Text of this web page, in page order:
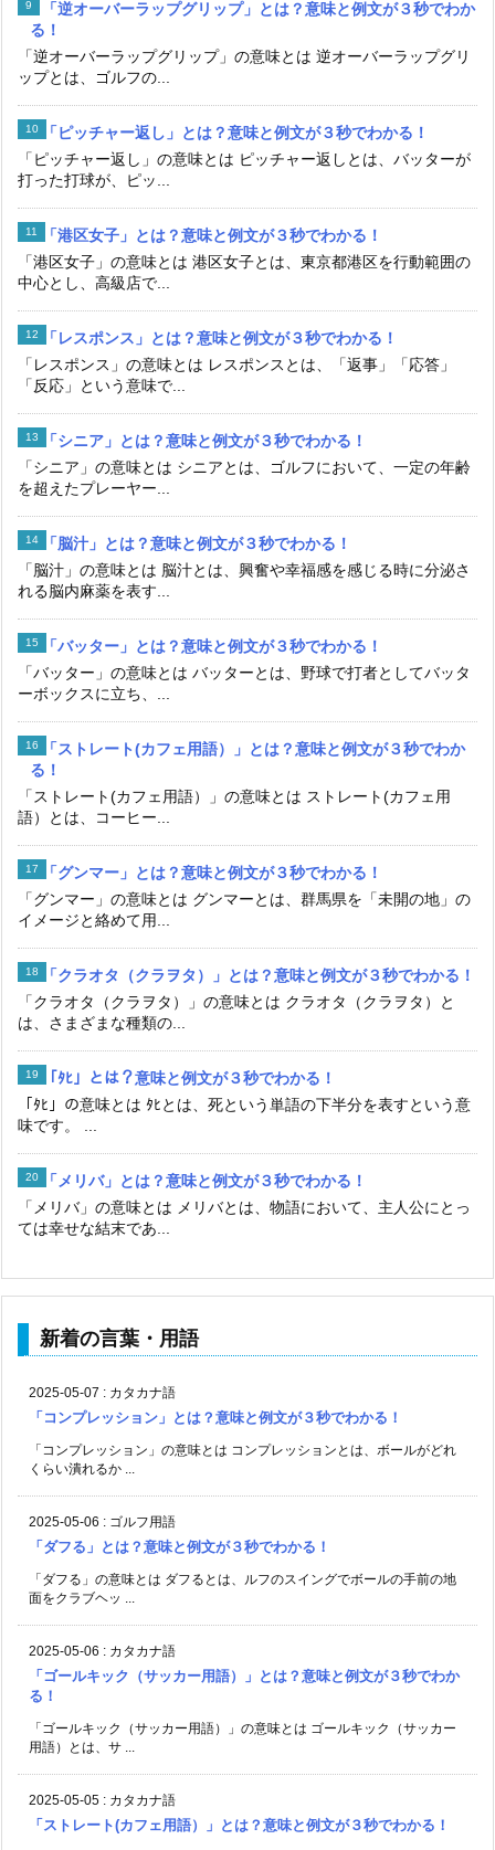
「逆オーバーラップグリップ」とは？意味と例文が３秒でわか
る！
「逆オーバーラップグリップ」の意味とは 逆オーバーラップグリ
ップとは、ゴルフの...
「ピッチャー返し」とは？意味と例文が３秒でわかる！
「ピッチャー返し」の意味とは ピッチャー返しとは、バッターが
打った打球が、ピッ...
「港区女子」とは？意味と例文が３秒でわかる！
「港区女子」の意味とは 港区女子とは、東京都港区を行動範囲の
中心とし、高級店で...
「レスポンス」とは？意味と例文が３秒でわかる！
「レスポンス」の意味とは レスポンスとは、「返事」「応答」
「反応」という意味で...
「シニア」とは？意味と例文が３秒でわかる！
「シニア」の意味とは シニアとは、ゴルフにおいて、一定の年齢
を超えたプレーヤー...
「脳汁」とは？意味と例文が３秒でわかる！
「脳汁」の意味とは 脳汁とは、興奮や幸福感を感じる時に分泌さ
れる脳内麻薬を表す...
「バッター」とは？意味と例文が３秒でわかる！
「バッター」の意味とは バッターとは、野球で打者としてバッタ
ーボックスに立ち、...
「ストレート(カフェ用語）」とは？意味と例文が３秒でわか
る！
「ストレート(カフェ用語）」の意味とは ストレート(カフェ用
語）とは、コーヒー...
「グンマー」とは？意味と例文が３秒でわかる！
「グンマー」の意味とは グンマーとは、群馬県を「未開の地」の
イメージと絡めて用...
「クラオタ（クラヲタ）」とは？意味と例文が３秒でわかる！
「クラオタ（クラヲタ）」の意味とは クラオタ（クラヲタ）と
は、さまざまな種類の...
「ﾀﾋ」とは？意味と例文が３秒でわかる！
「ﾀﾋ」の意味とは ﾀﾋとは、死という単語の下半分を表すという意
味です。 ...
「メリバ」とは？意味と例文が３秒でわかる！
「メリバ」の意味とは メリバとは、物語において、主人公にとっ
ては幸せな結末であ...
新着の言葉・用語
2025-05-07 : カタカナ語
「コンプレッション」とは？意味と例文が３秒でわかる！
「コンプレッション」の意味とは コンプレッションとは、ボールがどれ
くらい潰れるか ...
2025-05-06 : ゴルフ用語
「ダフる」とは？意味と例文が３秒でわかる！
「ダフる」の意味とは ダフるとは、ルフのスイングでボールの手前の地
面をクラブヘッ ...
2025-05-06 : カタカナ語
「ゴールキック（サッカー用語）」とは？意味と例文が３秒でわか
る！
「ゴールキック（サッカー用語）」の意味とは ゴールキック（サッカー
用語）とは、サ ...
2025-05-05 : カタカナ語
「ストレート(カフェ用語）」とは？意味と例文が３秒でわかる！